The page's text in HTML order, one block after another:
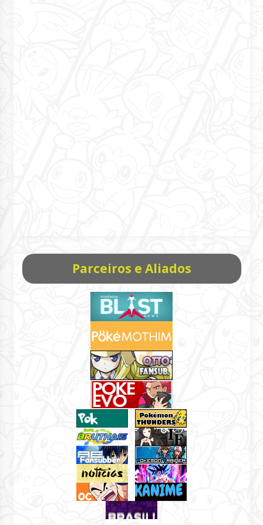
Parceiros e Aliados